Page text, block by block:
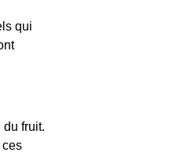
qui
fruit.
ces